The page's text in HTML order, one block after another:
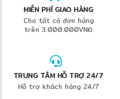
MIỄN PHÍ GIAO HÀNG
Cho tất cả đơn hàng
trên 3.000.000VNĐ
TRUNG TÂM HỖ TRỢ 24/7
Hỗ trợ khách hàng 24/7